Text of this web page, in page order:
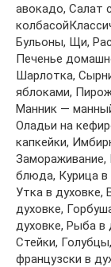
авокадо, Салат
Бульоны, Щи,
Печенье
Шарлотка,
яблоками,
Манник —
Оладьи на
капкейки,
блюда, Курица в
Утка в духовке,
духовке,
духовке, Рыба в
Стейки,
французски в